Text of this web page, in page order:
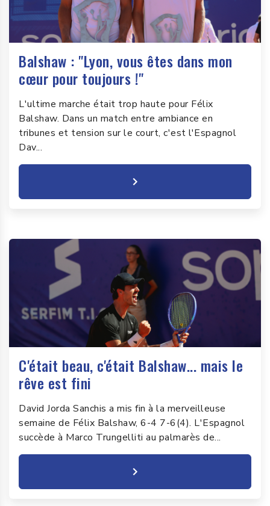
Balshaw : "Lyon, vous êtes dans mon
cœur pour toujours !"
L'ultime marche était trop haute pour Félix
Balshaw. Dans un match entre ambiance en
tribunes et tension sur le court, c'est l'Espagnol
Dav...
C'était beau, c'était Balshaw... mais le
rêve est fini
David Jorda Sanchis a mis fin à la merveilleuse
semaine de Félix Balshaw, 6-4 7-6(4). L'Espagnol
succède à Marco Trungelliti au palmarès de...